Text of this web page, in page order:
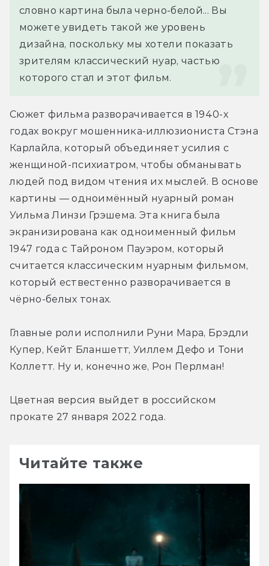
словно картина была черно-белой... Вы
можете увидеть такой же уровень
дизайна, поскольку мы хотели показать
зрителям классический нуар, частью
которого стал и этот фильм.
Сюжет фильма разворачивается в 1940-х
годах вокруг мошенника-иллюзиониста Стэна
Карлайла, который объединяет усилия с
женщиной-психиатром, чтобы обманывать
людей под видом чтения их мыслей. В основе
картины — одноимённый нуарный роман
Уильма Линзи Грэшема. Эта книга была
экранизирована как одноименный фильм
1947 года с Тайроном Пауэром, который
считается классическим нуарным фильмом,
который ествестенно разворачивается в
чёрно-белых тонах.
Главные роли исполнили Руни Мара, Брэдли
Купер, Кейт Бланшетт, Уиллем Дефо и Тони
Коллетт. Ну и, конечно же, Рон Перлман!
Цветная версия выйдет в российском
прокате 27 января 2022 года.
Читайте также